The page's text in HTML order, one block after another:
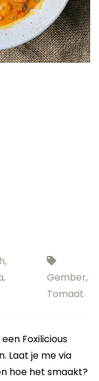
,
,
Gember,
Tomaat
Foxilicious
Laat je me via
hoe het smaakt?